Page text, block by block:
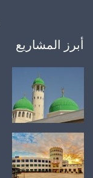
أبرز المشاريع